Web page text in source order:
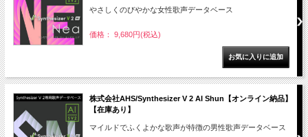
やさしくのびやかな女性歌声データベース
価格： 9,680円(税込)
株式会社AHS/Synthesizer V 2 AI Shun【オンライン納品】
【在庫あり】
マイルドでふくよかな歌声が特徴の男性歌声データベース